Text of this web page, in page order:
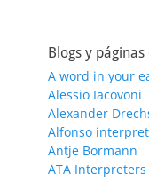
Blogs y
A word in your
Alessio Iacovoni
Alexander
Alfonso
Antje Bormann
ATA